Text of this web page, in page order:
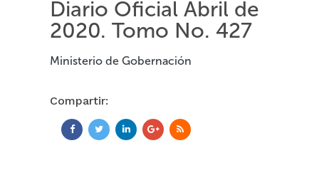
Diario Oficial Abril de
2020. Tomo No. 427
Ministerio de Gobernación
Compartir: